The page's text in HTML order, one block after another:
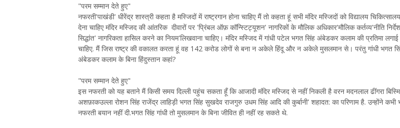
"परम सम्मान देते हुए"
नफरती'पाखंडी' धीरेंद्र शास्त्री कहता है मस्जिदों में राष्ट्रगान होना चाहिए मैं तो कहता हूं सभी मंदिर मस्जिदों को विद्यालय
देना चाहिए मंदिर मस्जिद की आंतरिक दीवारों पर 'प्रिंबल ऑफ़ कॉन्स्टिट्यूशन' नागरिकों के मौलिक अधिकार'मौलिक कर्तव्य'नीति
सिद्धांत' नागरिकता हासिल करने का नियम'लिखवाना चाहिए। मंदिर मस्जिद में गांधी पटेल भगत सिंह अंबेडकर कलाम की प्रतिमा लगाई
चाहिए. मैं जिस राष्ट्र की वकालत करता हूं वह 142 करोड लोगों से बना न अकेले हिंदू और न अकेले मुसलमान से। परंतु गांधी भगत
अंबेडकर कलाम के बिना हिंदुस्तान कहां?
"परम सम्मान देते हुए"
इस नफरती को यह बताने मैं किसी समय दिल्ली पहुंच सकता हूँ कि आजादी मंदिर मस्जिद से नहीं निकली है वरन मदनलाल ढींगरा
अशफ़ाकउल्ला रोशन सिंह राजेंद्र लाहिड़ी भगत सिंह सुखदेव राजगुरु उधम सिंह आदि की कुर्बानी' शहादत: का परिणाम है. उन्होंने कभी
नफरती बयान नहीं दी.भगत सिंह गांधी तो मुसलमान के बिना जीवित ही नहीं रह सकते थे.